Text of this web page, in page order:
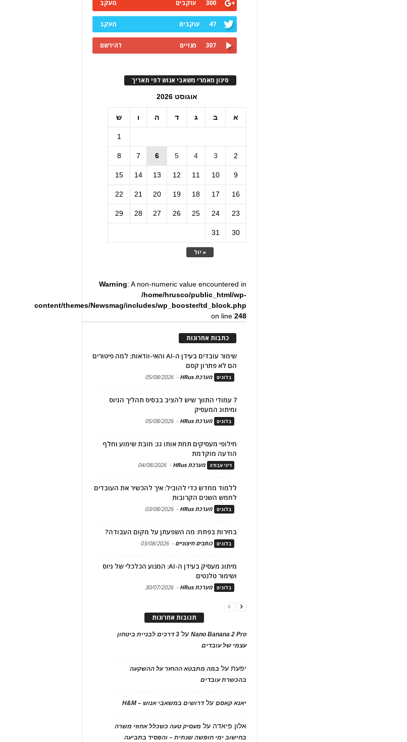
300 עוקבים מעקב
47 עוקבים מעקב
307 מנויים להירשם
סינון מאמרי משאבי אנוש לפי תאריך
אוגוסט 2026
א ב ג ד ה ו ש
« יול
1
2
3
4
5
6
7
8
9
10
11
12
13
14
15
16
17
18
19
20
21
22
23
24
25
26
27
28
29
30
31
Warning: A non-numeric value encountered in
/home/hrusco/public_html/wp-
content/themes/Newsmag/includes/wp_booster/td_block.php
on line248
כתבות אחרונות
שימור עובדים בעידן ה-AI והאי-וודאות: למה פיטורים
הם לא פתרון קסם
בלוגים מערכת HRus -
05/08/2026
7 עמודי התווך שיש להציב בבסיס תהליך הגיוס
ומיתוג המעסיק
בלוגים מערכת HRus -
05/08/2026
חילופי מעסיקים תחת אותו גג: חובת שימוע וחלף
הודעה מוקדמת
דיני עבודה מערכת HRus -
04/08/2026
ללמוד מחדש כדי להוביל: איך להכשיר את העובדים
לחמש השנים הקרובות
בלוגים מערכת HRus -
03/08/2026
בחירות בפתח: מה השפעתן על מקום העבודה?
בלוגים כותבים חיצוניים -
03/08/2026
מיתוג מעסיק בעידן ה-AI: המנוע הכלכלי של גיוס
ושימור טלנטים
בלוגים מערכת HRus -
30/07/2026
תגובות אחרונות
Nano Banana 2 Proעל
3 דרכים לבניית ביטחון
עצמי של עובדים
יפעתעל במה מתבטא ההחזר על ההשקעה
בהכשרת עובדים
יאנא קאסםעלדרושים במשאבי אנוש – H&M
אלון פיאדה על מעסיק טעה כשכלל אחוזי משרה
בחישוב ימי חופשה שנתית – והפסיד בתביעה